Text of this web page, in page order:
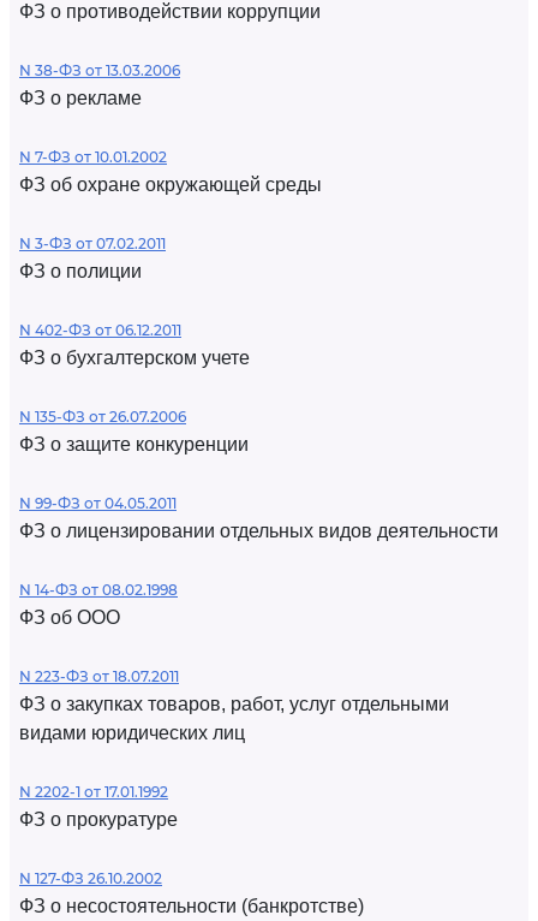
ФЗ о противодействии коррупции
N 38-ФЗ от 13.03.2006
ФЗ о рекламе
N 7-ФЗ от 10.01.2002
ФЗ об охране окружающей среды
N 3-ФЗ от 07.02.2011
ФЗ о полиции
N 402-ФЗ от 06.12.2011
ФЗ о бухгалтерском учете
N 135-ФЗ от 26.07.2006
ФЗ о защите конкуренции
N 99-ФЗ от 04.05.2011
ФЗ о лицензировании отдельных видов деятельности
N 14-ФЗ от 08.02.1998
ФЗ об ООО
N 223-ФЗ от 18.07.2011
ФЗ о закупках товаров, работ, услуг отдельными
видами юридических лиц
N 2202-1 от 17.01.1992
ФЗ о прокуратуре
N 127-ФЗ 26.10.2002
ФЗ о несостоятельности (банкротстве)